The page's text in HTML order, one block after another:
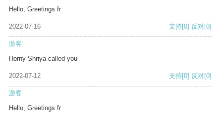
Hello, Greetings fr
2022-07-16 支持[0] 反对[0]
游客
Horny Shriya called you
2022-07-12 支持[0] 反对[0]
游客
Hello, Greetings fr